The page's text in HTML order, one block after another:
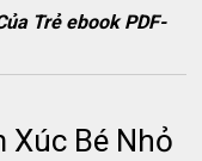
Trẻ ebook PDF-
Xúc Bé Nhỏ